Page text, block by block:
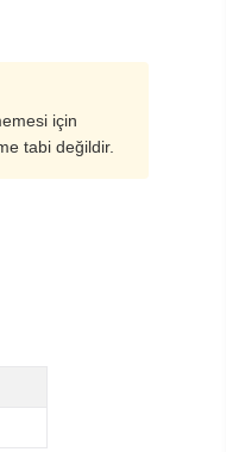
için
tabi değildir.